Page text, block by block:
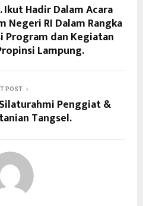
Ikut Hadir Dalam Acara
Negeri RI Dalam Rangka
Program dan Kegiatan
Lampung.
POST
Penggiat &
Tangsel.